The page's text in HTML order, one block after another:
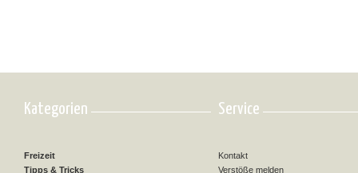
Kategorien
Freizeit
Tipps & Tricks
Service
Kontakt
Verstöße melden